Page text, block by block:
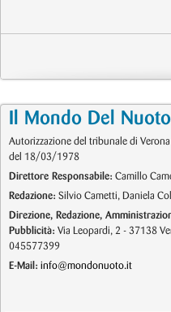
Il Mondo Del Nuoto
Autorizzazione del tribunale di
del 18/03/1978
Direttore Responsabile: Camillo
Redazione: Silvio Cametti, Daniela
Direzione, Redazione,
Pubblicità: Via Leopardi, 2 - 37138
045577399
E-Mail: info@mondonuoto.it